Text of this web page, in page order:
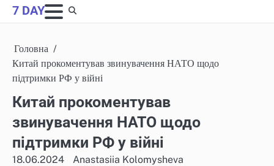
Skip
to
7 DAY
Головна
Китай прокоментував звинувачення НАТО щодо
підтримки РФ у війні
Китай прокоментував
звинувачення НАТО щодо
підтримки РФ у війні
18.06.2024 Anastasiia Kolomysheva